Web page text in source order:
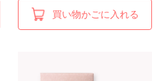
買い物かごに入れる